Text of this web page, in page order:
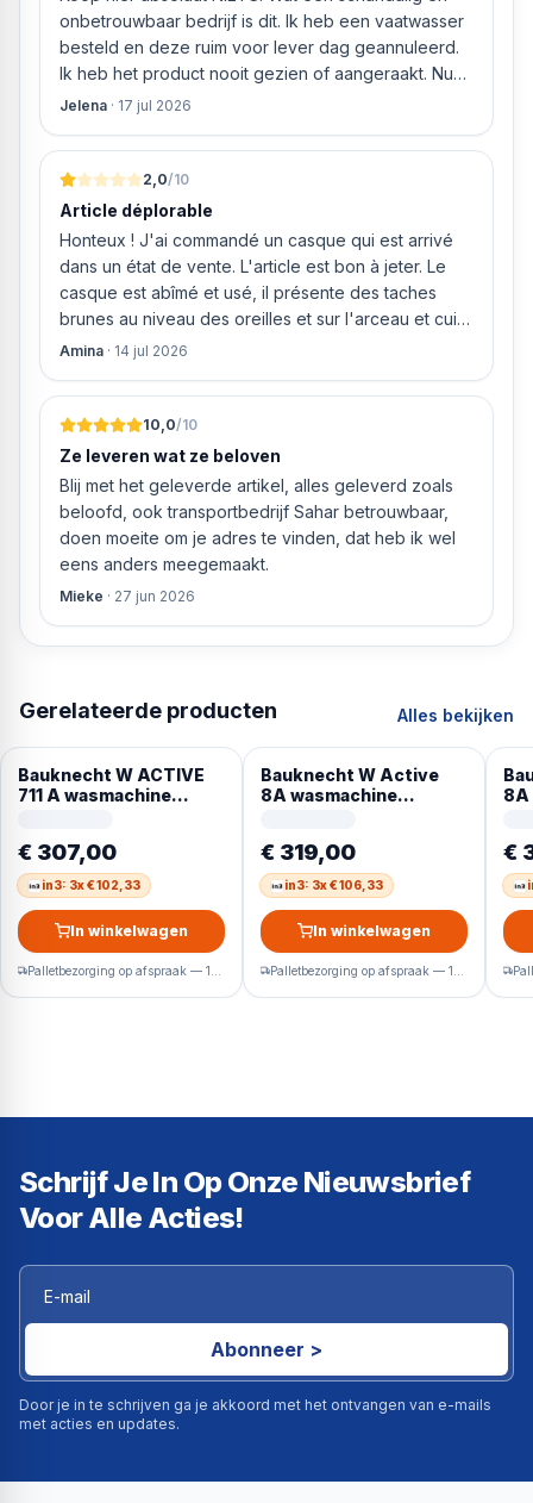
ging doen om ‘s middags nog te leveren. Het
bleken geen loze woorden: om 16.00 uur werd de
Neff vaatwasser geleverd en ver
onbetrouwbaar bedrijf is dit. Ik heb een vaatwasser
besteld en deze ruim voor lever dag geannuleerd.
Ik heb het product nooit gezien of aangeraakt. Nu
weigeren ze gewoon om mijn geld volledig terug te
van MIJN geld inhouden!
Jelena · 17 jul 2026
2,0/10
Article déplorable
Honteux ! J'ai commandé un casque qui est arrivé
dans un état de vente. L'article est bon à jeter. Le
casque est abîmé et usé, il présente des taches
brunes au niveau des oreilles et sur l'arceau et cuir
qui est craquelé ! Les coussins sont eux « dégonflés
Amina · 14 jul 2026
10,0/10
Ze leveren wat ze beloven
Blij met het geleverde artikel, alles geleverd zoals
beloofd, ook transportbedrijf Sahar betrouwbaar,
doen moeite om je adres te vinden, dat heb ik wel
eens anders meegemaakt.
Mieke · 27 jun 2026
Gerelateerde producten Alles bekijken
Bauknecht W ACTIVE
711 A wasmachine
€ 307,00
in3: 3x € 102,33
In winkelwagen
Bauknecht W Active
8A wasmachine
€ 319,00
in3: 3x € 106,33
In winkelwagen
8A
€
Schrijf Je In Op Onze Nieuwsbrief
Voor Alle Acties!
Abonneer >
Door je in te schrijven ga je akkoord met het ontvangen van e-mails
met acties en updates.